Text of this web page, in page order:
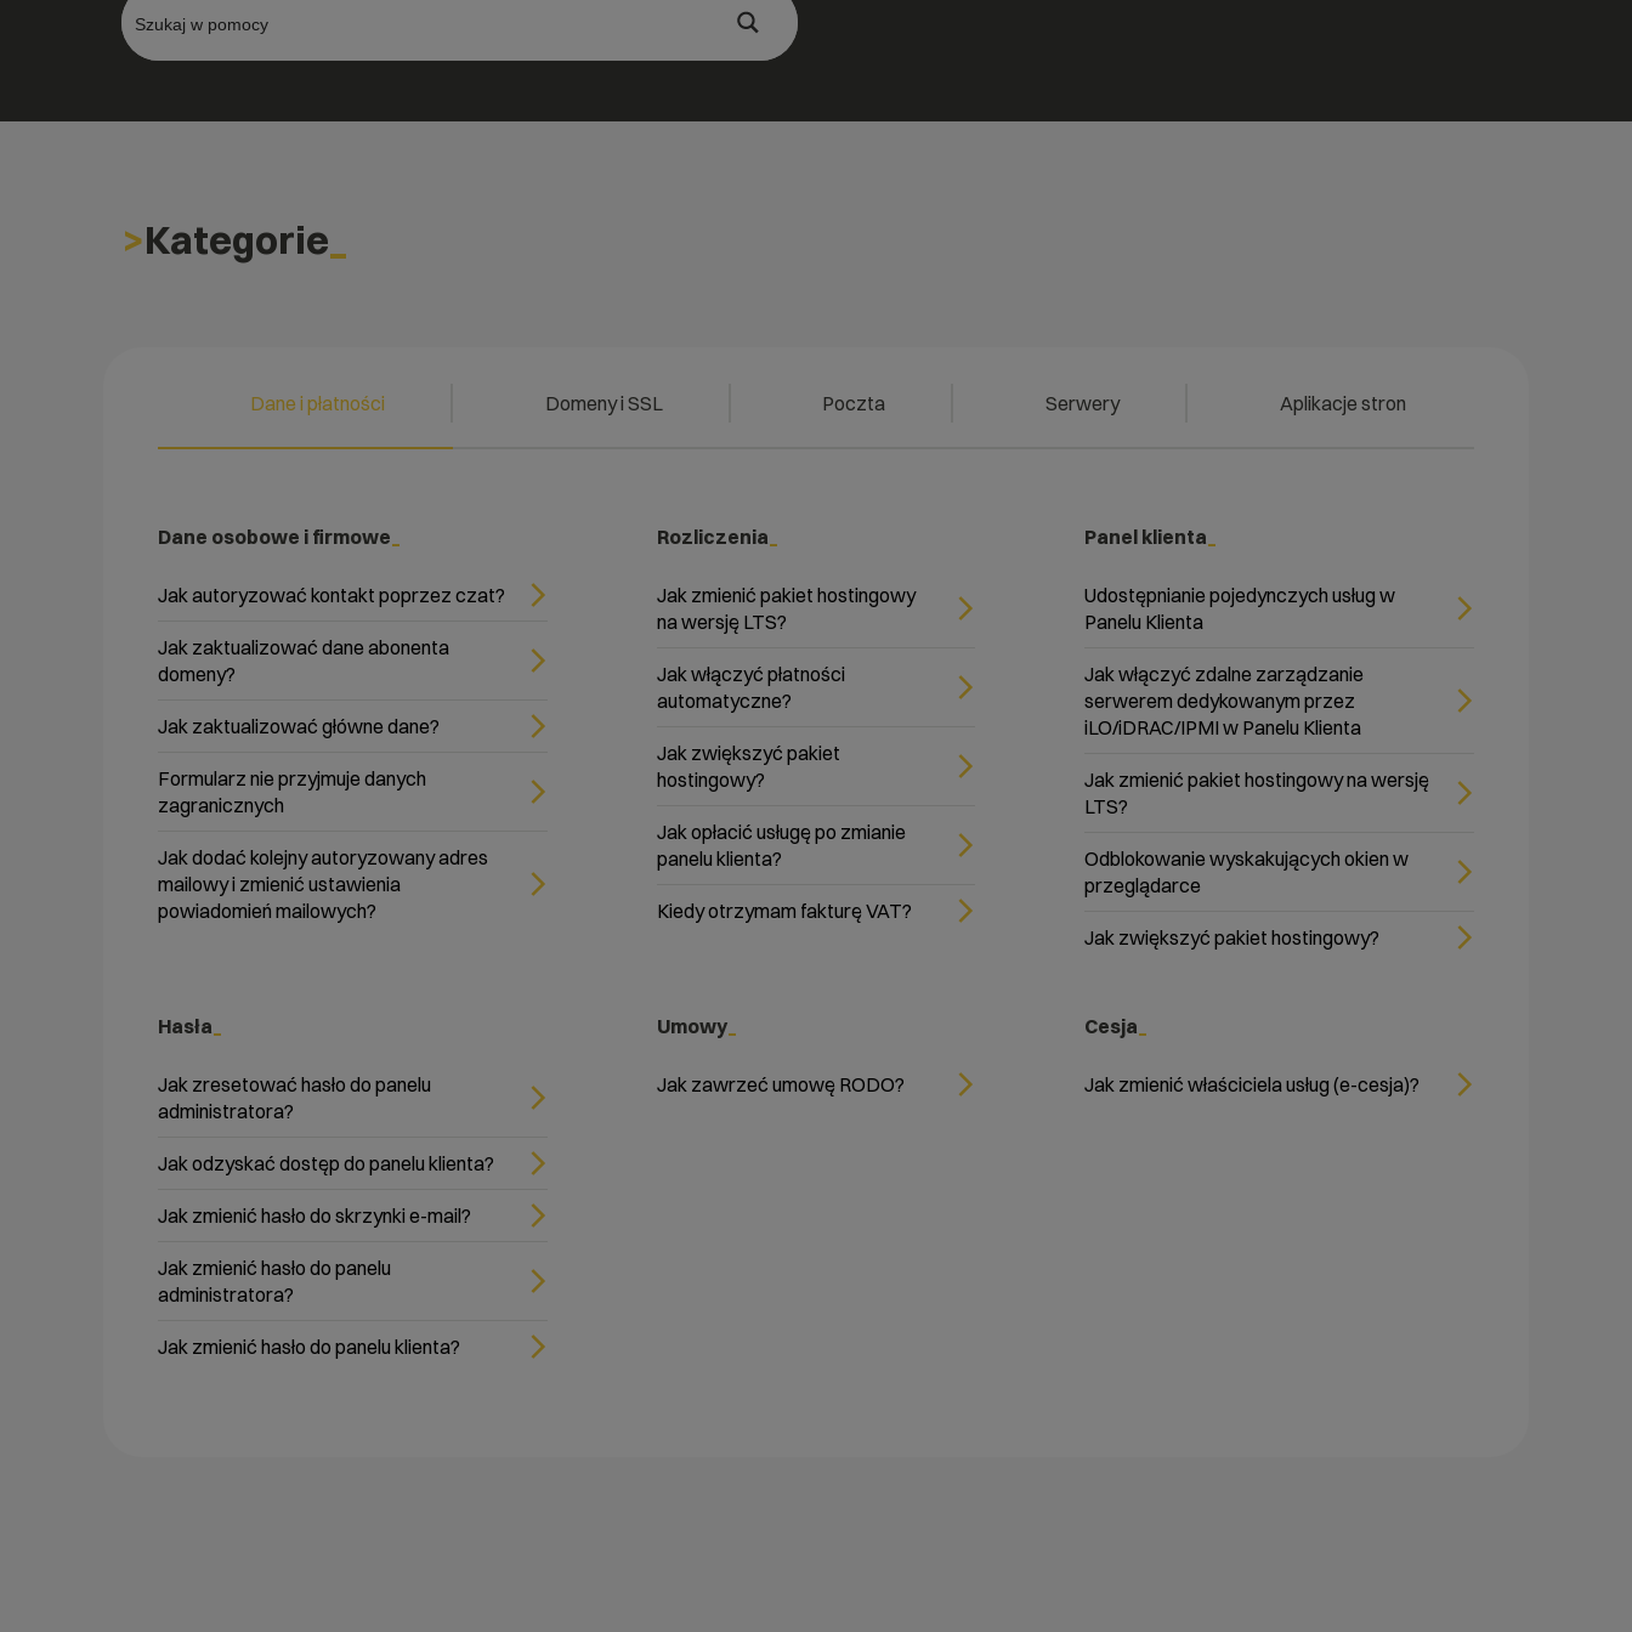
Kategorie
Dane i płatności Domeny i SSL Poczta Serwery Aplikacje stron
Dane osobowe i firmowe
Jak autoryzować kontakt poprzez czat?
Jak zaktualizować dane abonenta
domeny?
Jak zaktualizować główne dane?
Formularz nie przyjmuje danych
zagranicznych
Jak dodać kolejny autoryzowany adres
mailowy i zmienić ustawienia
powiadomień mailowych?
Rozliczenia
Jak zmienić pakiet hostingowy
na wersję LTS?
Jak włączyć płatności
automatyczne?
Jak zwiększyć pakiet
hostingowy?
Jak opłacić usługę po zmianie
panelu klienta?
Kiedy otrzymam fakturę VAT?
Panel klienta
Udostępnianie pojedynczych usług w
Panelu Klienta
Jak włączyć zdalne zarządzanie
serwerem dedykowanym przez
iLO/iDRAC/IPMI w Panelu Klienta
Jak zmienić pakiet hostingowy na wersję
LTS?
Odblokowanie wyskakujących okien w
przeglądarce
Jak zwiększyć pakiet hostingowy?
Hasła
Jak zresetować hasło do panelu
administratora?
Jak odzyskać dostęp do panelu klienta?
Jak zmienić hasło do skrzynki e-mail?
Jak zmienić hasło do panelu
administratora?
Jak zmienić hasło do panelu klienta?
Umowy
Jak zawrzeć umowę RODO?
Cesja
Jak zmienić właściciela usług (e-cesja)?